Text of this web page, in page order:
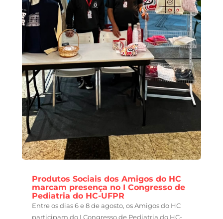
Produtos Sociais dos Amigos do HC
marcam presença no I Congresso de
Pediatria do HC-UFPR
Entre os dias 6 e 8 de agosto, os Amigos do HC
participam do I Congresso de Pediatria do HC-